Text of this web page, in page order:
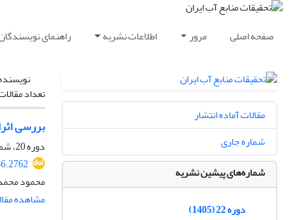
صفحه اصلی مرور اطلاعات نشریه راهنمای
تعداد
بررسی
دوره 20، شماره 2، تابستان 1403، صفحه
محمود
مشاهده
مقالات آماده انتشار
شماره جاری
شماره‌های پیشین نشریه
دوره 22 (1405)